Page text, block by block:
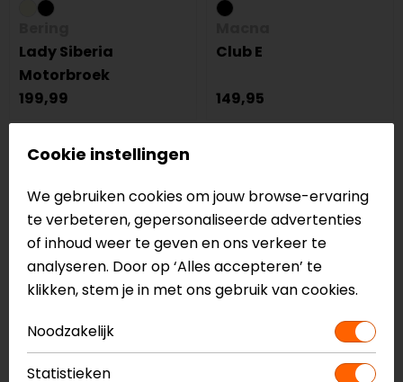
Lady Siberia
Motorbroek
199,99
Club E
149,95
-40%
op=op
Tamarack
Cookie instellingen
We gebruiken cookies om jouw browse-ervaring
te verbeteren, gepersonaliseerde advertenties
of inhoud weer te geven en ons verkeer te
analyseren. Door op ‘Alles accepteren’ te
klikken, stem je in met ons gebruik van cookies.
Noodzakelijk
Statistieken